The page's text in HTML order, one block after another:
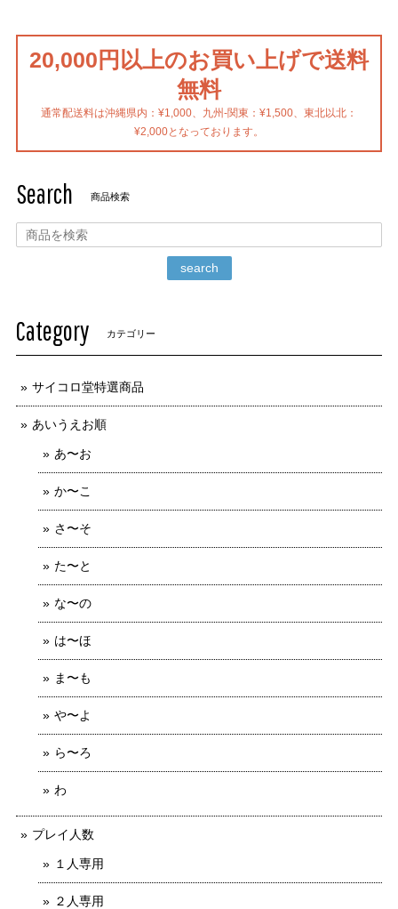
20,000円以上のお買い上げで送料
無料
通常配送料は沖縄県内：¥1,000、九州-関東：¥1,500、東北以北：
¥2,000となっております。
Search 商品検索
search
Category カテゴリー
サイコロ堂特選商品
あいうえお順
あ〜お
か〜こ
さ〜そ
た〜と
な〜の
は〜ほ
ま〜も
や〜よ
ら〜ろ
わ
プレイ人数
１人専用
２人専用